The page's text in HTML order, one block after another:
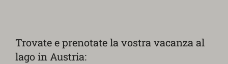
Trovate e prenotate la vostra vacanza al
lago in Austria: